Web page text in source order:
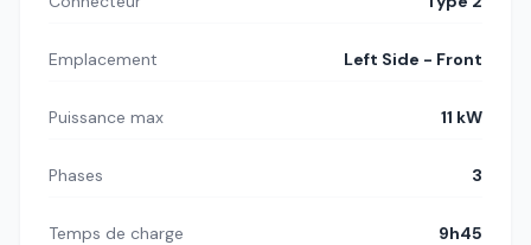
Emplacement Left Side - Front
Puissance max 11 kW
Phases 3
Temps de charge 9h45